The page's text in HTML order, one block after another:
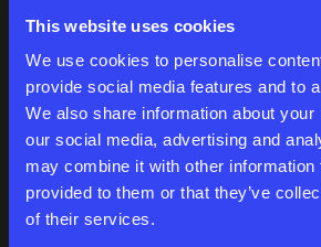
This website uses cookies
We use cookies to personalise
provide social media features and to
We also share information about
our social media, advertising and
may combine it with other information
provided to them or that they’ve
of their services.